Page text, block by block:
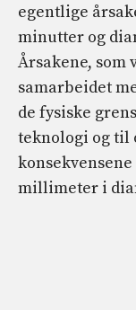
egentlige
minutter og
Årsakene, som
samarbeidet
de fysiske
teknologi og til
millimeter i